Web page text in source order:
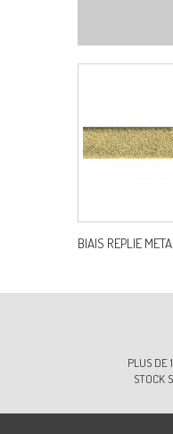
BIAIS REPLIE META...
PLUS DE
STOCK